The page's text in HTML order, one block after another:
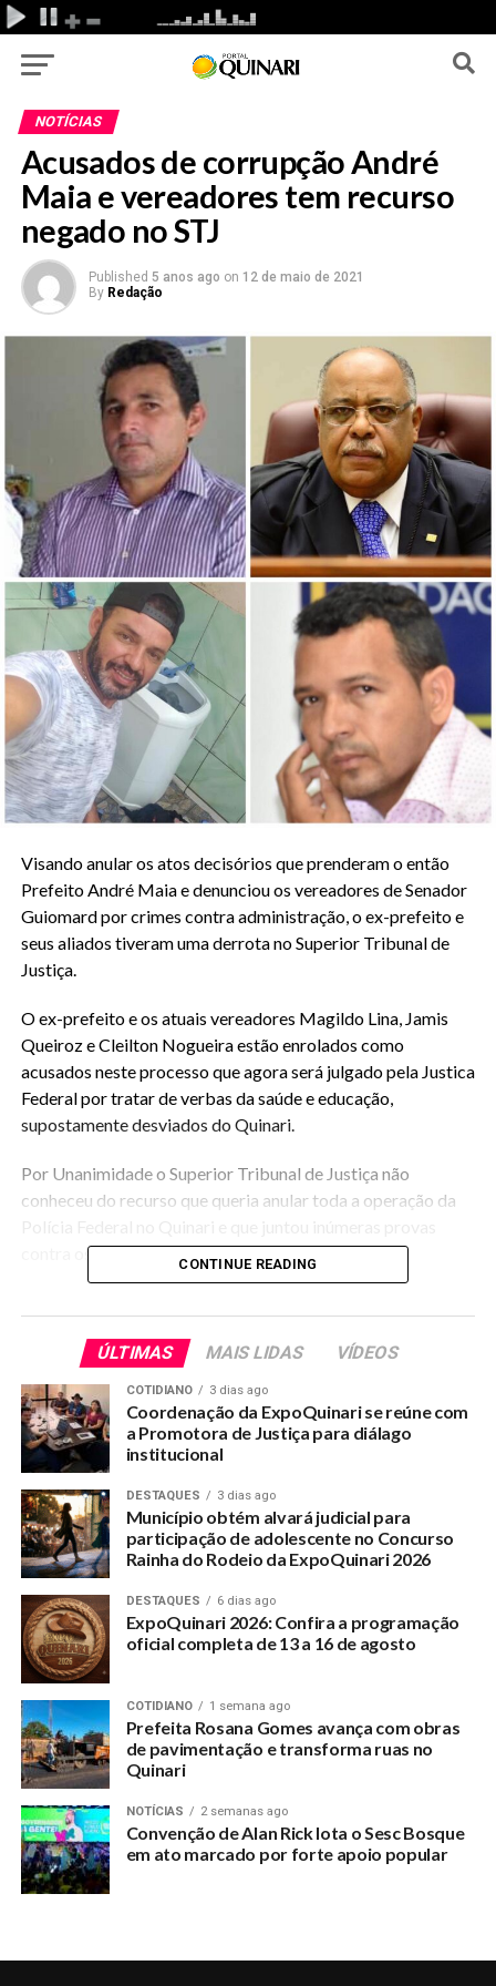
NOTÍCIAS
Acusados de corrupção André
Maia e vereadores tem recurso
negado no STJ
Published 5 anos ago on 12 de maio de 2021
By Redação
Visando anular os atos decisórios que prenderam o então
Prefeito André Maia e denunciou os vereadores de Senador
Guiomard por crimes contra administração, o ex-prefeito e
seus aliados tiveram uma derrota no Superior Tribunal de
Justiça.
O ex-prefeito e os atuais vereadores Magildo Lina, Jamis
Queiroz e Cleilton Nogueira estão enrolados como
acusados neste processo que agora será julgado pela Justica
Federal por tratar de verbas da saúde e educação,
supostamente desviados do Quinari.
Por Unanimidade o Superior Tribunal de Justiça não
conheceu do recurso que queria anular toda a operação da
contra os acusados.
dos vereadores acusados de receberem o mensalinho, que
mesmo assim foram reeleitos.
RELATED TOPICS:
ACUSADOS-DE-CORRUPCAO-ANDRE-MAIA-E-VEREADORES-TEM-
RECURSO-NEGADO-NO-STJ
UP NEXT
João Miguel de quatro anos, precisa da sua ajuda
Município começa reparos na iluminação pública
CONTINUE READING
ÚLTIMAS MAIS LIDAS VÍDEOS
COTIDIANO 3 dias ago
Coordenação da ExpoQuinari se reúne com
a Promotora de Justiça para diálago
institucional
DESTAQUES 3 dias ago
Município obtém alvará judicial para
participação de adolescente no Concurso
Rainha do Rodeio da ExpoQuinari 2026
DESTAQUES 6 dias ago
ExpoQuinari 2026: Confira a programação
oficial completa de 13 a 16 de agosto
COTIDIANO 1 semana ago
Prefeita Rosana Gomes avança com obras
de pavimentação e transforma ruas no
Quinari
NOTÍCIAS 2 semanas ago
Convenção de Alan Rick lota o Sesc Bosque
em ato marcado por forte apoio popular